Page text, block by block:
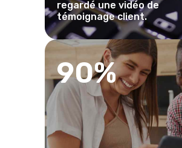
regardé une vidéo de
témoignage client.
90%